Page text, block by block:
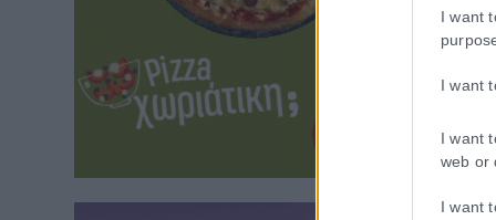
I want
I want
I want
web or
I want